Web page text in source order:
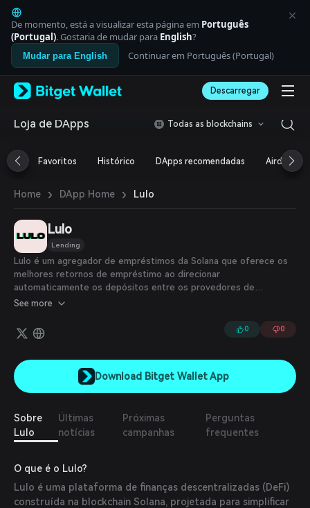
English
日本語
Tiếng Việt
Русский
Español (Latinoamérica)
Italiano
Deutsch
繁體中文
Português (Portugal)
ภาษาไทย
العربية
हिन्दी
Español
Português (Brasil)
Español (Argentina)
De momento, está a visualizar esta página em Português
(Portugal). Gostaria de mudar para English?
Mudar para English Continuar em Português (Portugal)
Descarregar
Loja de DApps Todas as blockchains
Favoritos Histórico DApps recomendadas Airdrop
Home › DApp Home › Lulo
Lulo
Lending
Lulo é um agregador de empréstimos da Solana que oferece os
melhores retornos de empréstimo ao direcionar
automaticamente os depósitos entre os provedores de
rendimento suportados.
See more
0 0
Download Bitget Wallet App
Sobre
Lulo
Últimas
notícias
Próximas
campanhas
Perguntas
frequentes
O que é o Lulo?
Lulo é uma plataforma de finanças descentralizadas (DeFi)
construída na blockchain Solana, projetada para simplificar